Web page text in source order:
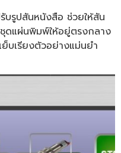
บรูปสันหนังสือ ช่วยให้สัน
ดแผ่นพิมพ์ให้อยู่ตรงกลาง
ย็บเรียงตัวอย่างแม่นยำ